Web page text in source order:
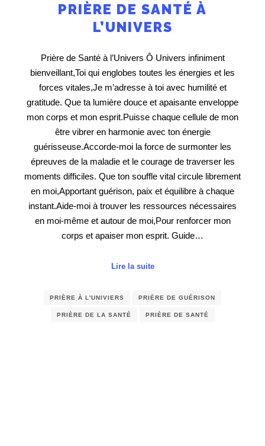
PRIÈRE DE SANTÉ À
L’UNIVERS
Prière de Santé à l’Univers Ô Univers infiniment
bienveillant,Toi qui englobes toutes les énergies et les
forces vitales,Je m’adresse à toi avec humilité et
gratitude. Que ta lumière douce et apaisante enveloppe
mon corps et mon esprit.Puisse chaque cellule de mon
être vibrer en harmonie avec ton énergie
guérisseuse.Accorde-moi la force de surmonter les
épreuves de la maladie et le courage de traverser les
moments difficiles. Que ton souffle vital circule librement
en moi,Apportant guérison, paix et équilibre à chaque
instant.Aide-moi à trouver les ressources nécessaires
en moi-même et autour de moi,Pour renforcer mon
corps et apaiser mon esprit. Guide…
Lire la suite
PRIÈRE À L'UNIVIERS PRIÈRE DE GUÉRISON
PRIÈRE DE LA SANTÉ PRIÈRE DE SANTÉ